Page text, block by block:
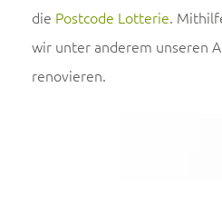
die Postcode Lotterie.
wir unter anderem unseren
renovieren.